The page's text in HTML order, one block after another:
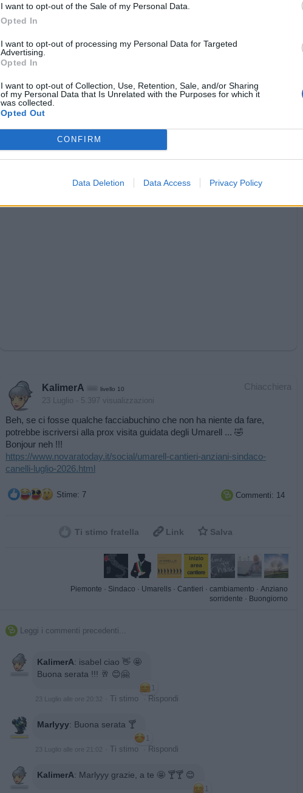
I want to opt-out of the Sale of my Personal Data.
Opted In
I want to opt-out of processing my Personal Data for Targeted
Advertising.
Opted In
I want to opt-out of Collection, Use, Retention, Sale, and/or Sharing
of my Personal Data that Is Unrelated with the Purposes for which it
was collected.
Opted Out
CONFIRM
Data Deletion Data Access Privacy Policy
Dylan2017 :nonnocucaracha qui le campane
fortunatamente suonano..😍
Rispondi
Chiacchiera
KalimerA livello 10
23 Luglio - 5.397 visualizzazioni
Beh, se ci fosse qualche facciabuchino che non ha niente da fare,
potrebbe iscriversi alla prox visita guidata degli Umarell ... 🤣
Bonjour neh !!!
https://www.novaratoday.it/social/umarell-cantieri-anziani-sindaco-
canelli-luglio-2026.html
Stime: 7  Commenti: 14
Ti stimo fratella  Link  Salva
Piemonte · Sindaco · Umarells · Cantieri · cambiamento · Anziano
sorridente · Buongiorno
 Leggi i commenti precedenti...
KalimerA: isabel ciao 👋 🤩
Buona serata !!! 🥂 😊🤗
1
23 Luglio alle ore 20:32 Ti stimo Rispondi
Marlyyy: Buona serata 🍸
1
23 Luglio alle ore 21:02 Ti stimo Rispondi
KalimerA: Marlyyy grazie, a te 🤩 🍸🍸 😊
1